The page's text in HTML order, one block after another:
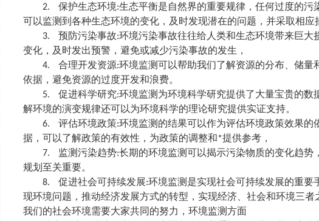
2.
保护生态环境:生态平衡是自然界的重要规律，任何过度的
可以监测到各种生态环境的变化，及时发现潜在的问题，并采取相应
3.
预防污染事故:环境污染事故往往给人类和生态环境带来巨
变化，及时发出预警，避免或减少污染事故的发生，
4.
合理开发资源:环境监测可以帮助我们了解资源的分布、储
依据，避免资源的过度开发和浪费。
5.
促进科学研究:环境监测为环境科学研究提供了大量宝贵的数
解环境的演变规律还可以为环境科学的理论研究提供实证支持。
6.
评估环境政策:环境监测的结果可以作为评估环境政策效果
据，可以了解政策的有效性，为政策的调整和*提供参考，
7.
监测污染趋势:长期的环境监测可以揭示污染物质的变化趋
规划至关重要。
8.
促进社会可持续发展:环境监测是实现社会可持续发展的重
现环境问题，推动经济发展方式的转型，实现经济、社会和环境三者
我们的社会环境需要大家共同的努力，环境监测方面